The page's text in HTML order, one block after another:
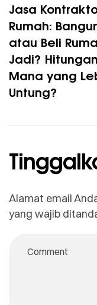
Jasa
Rumah:
atau Beli
Jadi? Hitungan
Mana yang
Untung?
Alamat email
yang wajib